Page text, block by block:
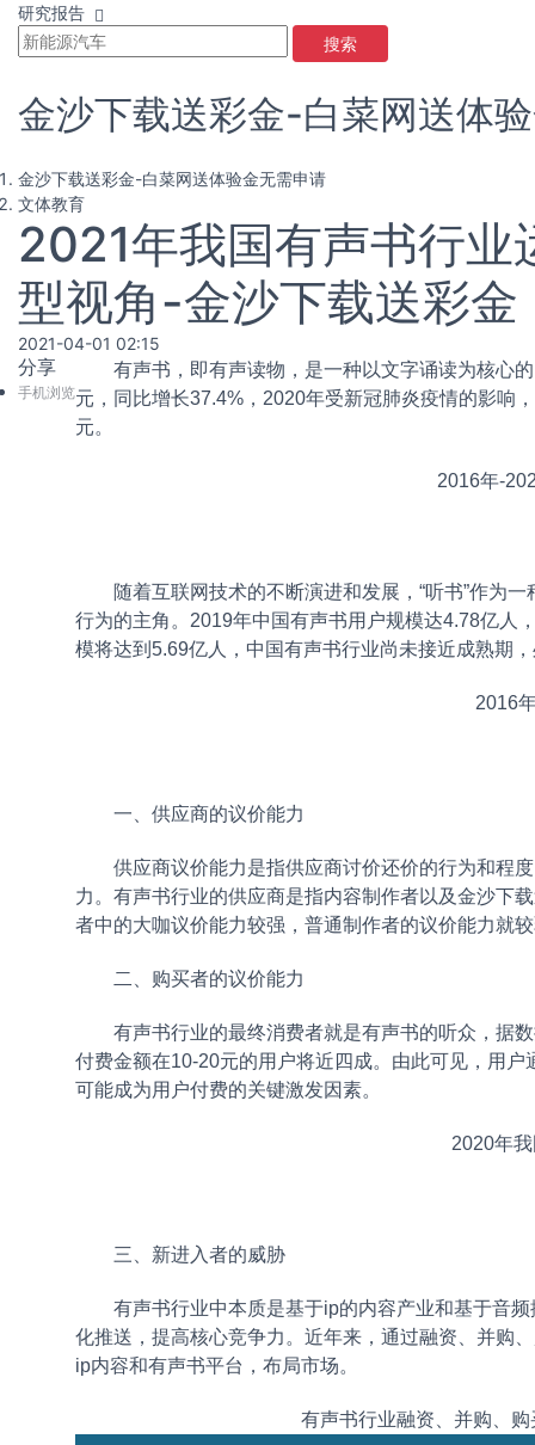
研究报告
搜索
金沙下载送彩金-白菜网送体
金沙下载送彩金-白菜网送体验金无需申请
文体教育
2021年我国有声书行
型视角-金沙下载送彩金
2021-04-01 02:15
分享
手机浏览
有声书，即有声读物，是一种以文字诵读为核心的
元，同比增长37.4%，2020年受新冠肺炎疫情的影响
元。
2016年-
随着互联网技术的不断演进和发展，“听书”作为
行为的主角。2019年中国有声书用户规模达4.78亿人
模将达到5.69亿人，中国有声书行业尚未接近成熟期
2016
一、供应商的议价能力
供应商议价能力是指供应商讨价还价的行为和程
力。有声书行业的供应商是指内容制作者以及金沙下
者中的大咖议价能力较强，普通制作者的议价能力就
二、购买者的议价能力
有声书行业的最终消费者就是有声书的听众，据
付费金额在10-20元的用户将近四成。由此可见，用
可能成为用户付费的关键激发因素。
2020年
三、新进入者的威胁
有声书行业中本质是基于ip的内容产业和基于音
化推送，提高核心竞争力。近年来，通过融资、并购
ip内容和有声书平台，布局市场。
有声书行业融资、并购、